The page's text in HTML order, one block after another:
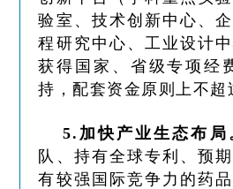
验室、技术创新中心、
程研究中心、工业设计
获得国家、省级专项经
持，配套资金原则上不超
5.加快产业生态布局
队、持有全球专利、预
有较强国际竞争力的药